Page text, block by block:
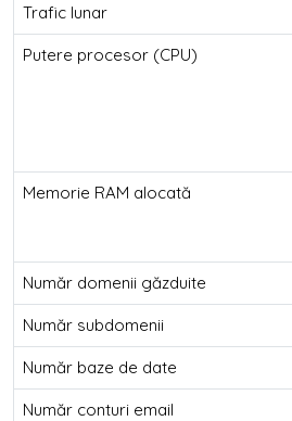
Trafic lunar
Putere procesor (CPU)
Memorie RAM alocată
Număr domenii găzduite
Număr subdomenii
Număr baze de date
Număr conturi email